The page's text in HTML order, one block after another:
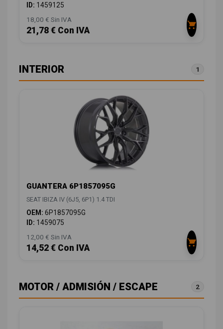
ID: 1459125
18,00 € Sin IVA
21,78 € Con IVA
INTERIOR 1
GUANTERA 6P1857095G
SEAT IBIZA IV (6J5, 6P1) 1.4 TDI
OEM: 6P1857095G
ID: 1459075
12,00 € Sin IVA
14,52 € Con IVA
MOTOR / ADMISIÓN / ESCAPE 2